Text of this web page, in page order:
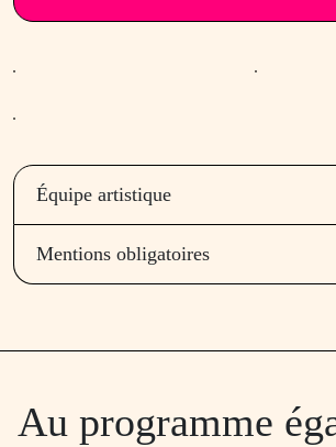
Équipe artistique
Mentions obligatoires
Au programme